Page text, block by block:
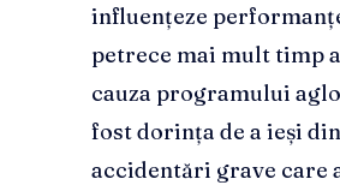
influențeze
petrece mai mult timp
cauza programului
fost dorința de a ieși
accidentări grave care